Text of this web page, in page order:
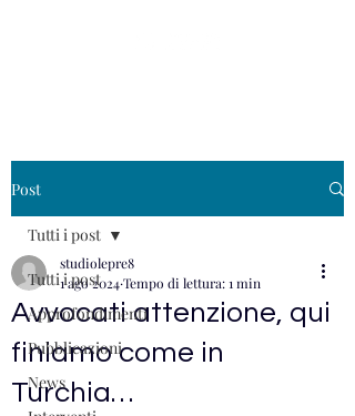
Post
Tutti i post
Approfondimenti
Pubblicazioni
News
Tutti i post
Avvocati attenzione, qui
finiamo come in
Turchia…
studiolepre8
1 ago 2024Tempo di lettura: 1 min